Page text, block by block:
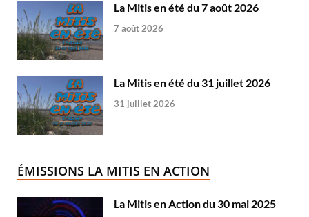
La Mitis en été du 7 août 2026
7 août 2026
La Mitis en été du 31 juillet 2026
31 juillet 2026
ÉMISSIONS LA MITIS EN ACTION
La Mitis en Action du 30 mai 2025